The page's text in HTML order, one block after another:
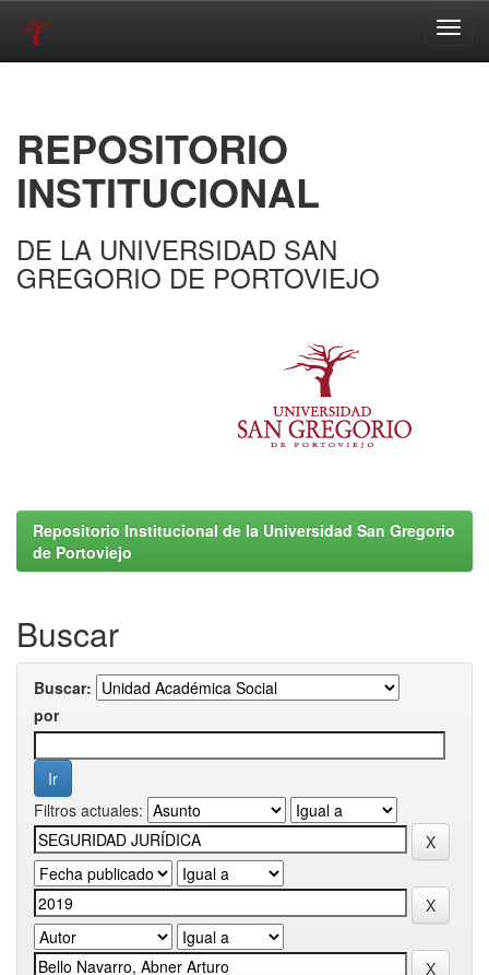
REPOSITORIO
INSTITUCIONAL
DE LA UNIVERSIDAD SAN
GREGORIO DE PORTOVIEJO
Repositorio Institucional de la Universidad San Gregorio
de Portoviejo
Buscar
Buscar:
por
Filtros actuales: